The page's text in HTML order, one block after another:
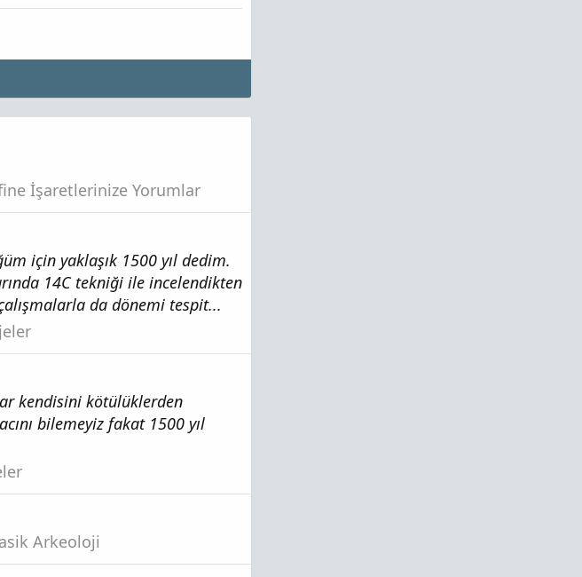
İşaretlerinize Yorumlar
için yaklaşık 1500 yıl dedim.
14C tekniği ile incelendikten
da dönemi tespit...
kendisini kötülüklerden
bilemeyiz fakat 1500 yıl
Arkeoloji